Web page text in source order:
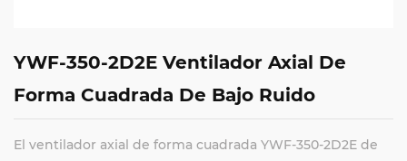
YWF-350-2D2E Ventilador Axial De
Forma Cuadrada De Bajo Ruido
El ventilador axial de forma cuadrada YWF-350-2D2E de